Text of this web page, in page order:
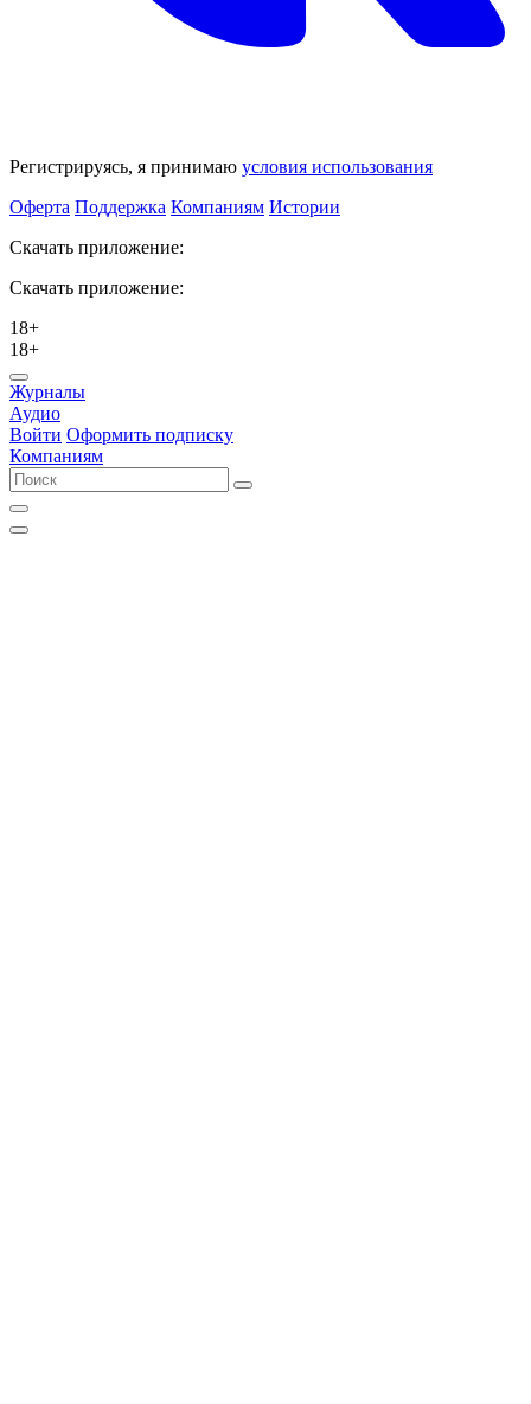
Регистрируясь, я принимаю условия использования
Оферта Поддержка Компаниям Истории
Скачать приложение:
Скачать приложение:
18+
18+
Журналы
Аудио
Войти Оформить подписку
Компаниям